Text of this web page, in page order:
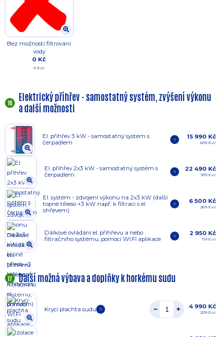
Bez možností filtrování
vody
0 Kč
0 Eur
16
Elektrický příhřev - samostatný systém, zvýšení výkonu
a další možnosti
El. příhřev 3 kW - samostatný systém s
čerpadlem
? 15 990 Kč
659 Eur
El. příhřev 2x3 kW - samostatný systém s
čerpadlem
? 22 490 Kč
919 Eur
El. systém - zdvojení výkonu na 2x3 kW (další
topné těleso +3 kW např. k filtraci s el.
ohřevem)
? 6 500 Kč
269 Eur
Dálkové ovládání el. příhřevu a nebo
filtračního systému, pomocí WI.FI aplikace
? 2 950 Kč
119 Eur
17 Další možná výbava a doplňky k horkému sudu
Krycí plachta sudu ? 4 990 Kč
209 Eur